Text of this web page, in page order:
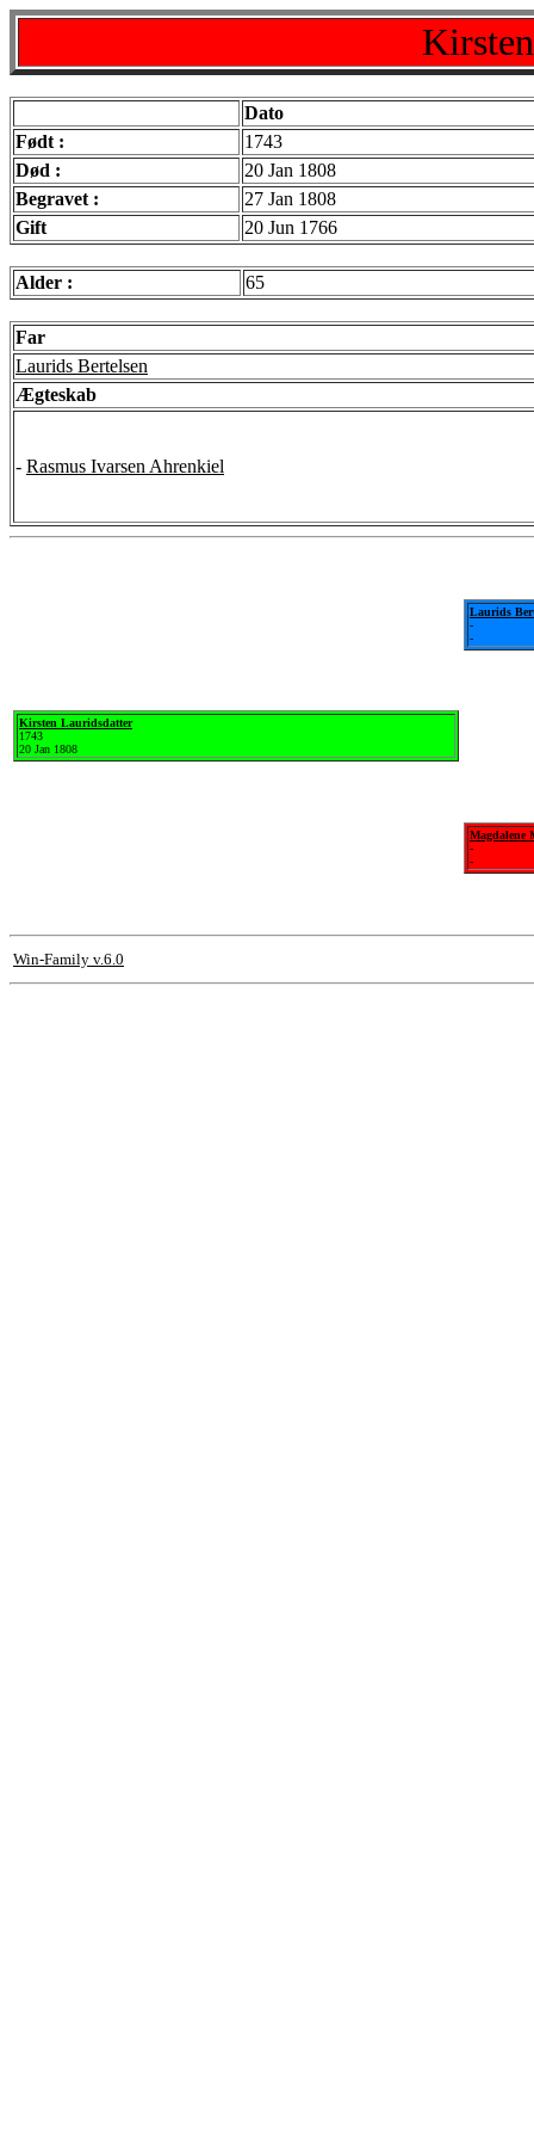
Dato
Født :
1743
Død :
20 Jan 1808
Begravet :
27 Jan 1808
Gift
20 Jun 1766
Alder : 65
Far
Laurids Bertelsen
Ægteskab
- Rasmus Ivarsen Ahrenkiel
Kirsten Lauridsdatter
1743
20 Jan 1808
Laurids
-
-
Magdalene
-
-
Win-Family v.6.0